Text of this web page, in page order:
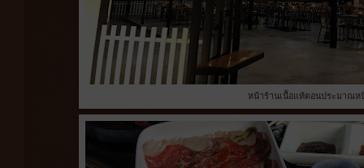
หน้าร้านเนื้อแท้ตอนประมาณห